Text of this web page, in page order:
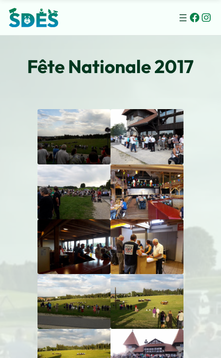
Fête Nationale 2017